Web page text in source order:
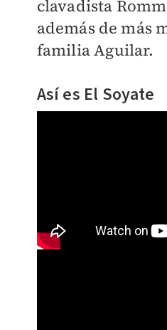
clavadista
además de más
familia Aguilar.
Así es El Soyate